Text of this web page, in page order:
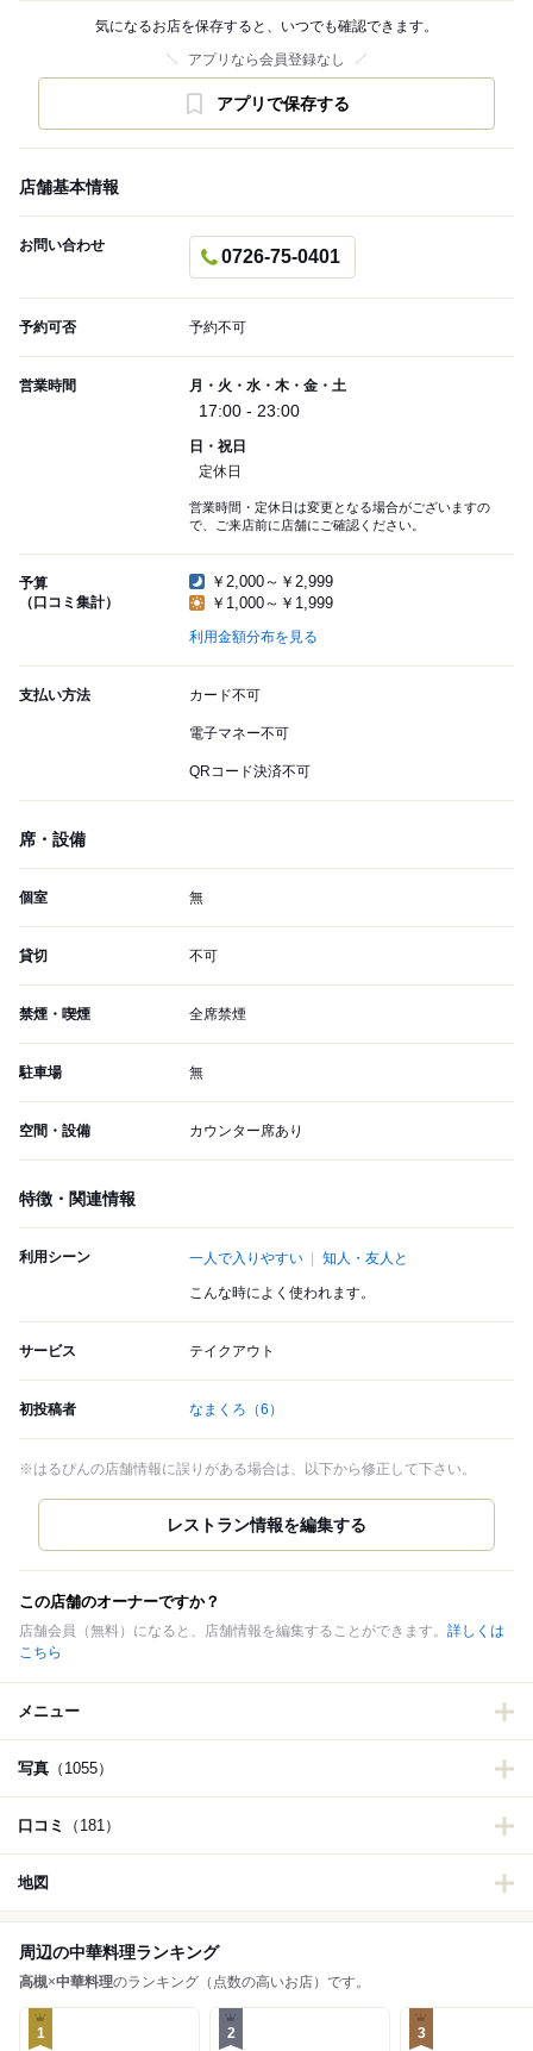
気になるお店を保存すると、いつでも確認できます。
アプリなら会員登録なし
アプリで保存する
店舗基本情報
お問い合わせ
0726-75-0401
予約可否 予約不可
営業時間 月・火・水・木・金・土
17:00 - 23:00
日・祝日
定休日
営業時間・定休日は変更となる場合がございますの
で、ご来店前に店舗にご確認ください。
予算
（口コミ集計）
￥2,000～￥2,999
￥1,000～￥1,999
利用金額分布を見る
支払い方法 カード不可
電子マネー不可
QRコード決済不可
席・設備
個室 無
貸切 不可
禁煙・喫煙 全席禁煙
駐車場 無
空間・設備 カウンター席あり
特徴・関連情報
利用シーン 一人で入りやすい 知人・友人と
こんな時によく使われます。
サービス テイクアウト
初投稿者 なまくろ （6）
※はるぴんの店舗情報に誤りがある場合は、以下から修正して下さい。
この店舗のオーナーですか？
店舗会員（無料）になると、店舗情報を編集することができます。 詳しくは
こちら
メニュー
写真 （1055）
口コミ （181）
地図
周辺の中華料理ランキング
高槻×中華料理のランキング（点数の高いお店）です。
1 2 3